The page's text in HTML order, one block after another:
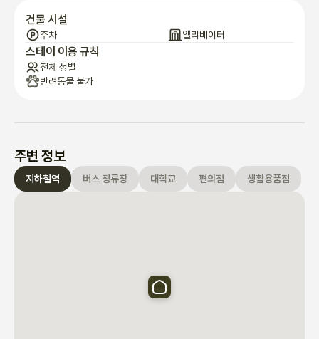
되어 있습니다.
사진과 같이 공간을 제공하며, 추가로 필요한 사항이 있으시면 언제
든지 연락해 주세요 😄
건물 시설
주차 엘리베이터
스테이 이용 규칙
전체 성별
반려동물 불가
주변 정보
지하철역 버스 정류장 대학교 편의점 생활용품점